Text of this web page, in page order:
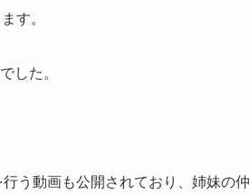
す。
した。
う動画も公開されており、姉妹の仲